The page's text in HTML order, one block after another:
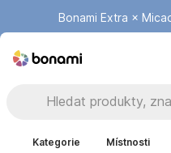
Bonami Extra ×
Summer Sale |
Kategorie Místnosti